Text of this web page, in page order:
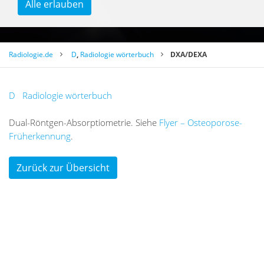
Alle erlauben
Radiologie.de D, Radiologie wörterbuch DXA/DEXA
D Radiologie wörterbuch
Dual-Rönt­gen-Ab­sorp­tio­me­trie. Sie­he Flyer – Osteoporose-
Früherkennung.
Zurück zur Übersicht